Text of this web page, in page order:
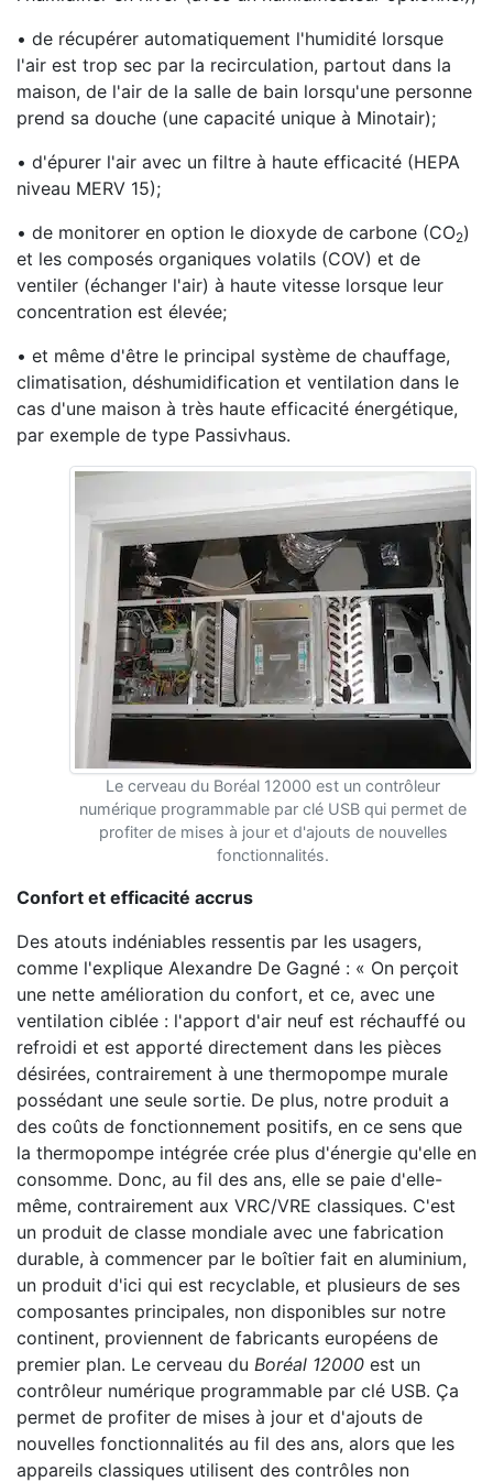
• de récupérer automatiquement l'humidité lorsque
l'air est trop sec par la recirculation, partout dans la
maison, de l'air de la salle de bain lorsqu'une personne
prend sa douche (une capacité unique à Minotair);
• d'épurer l'air avec un filtre à haute efficacité (HEPA
niveau MERV 15);
• de monitorer en option le dioxyde de carbone (CO2)
et les composés organiques volatils (COV) et de
ventiler (échanger l'air) à haute vitesse lorsque leur
concentration est élevée;
• et même d'être le principal système de chauffage,
climatisation, déshumidification et ventilation dans le
cas d'une maison à très haute efficacité énergétique,
par exemple de type Passivhaus.
Le cerveau du Boréal 12000 est un contrôleur
numérique programmable par clé USB qui permet de
profiter de mises à jour et d'ajouts de nouvelles
fonctionnalités.
Confort et efficacité accrus
Des atouts indéniables ressentis par les usagers,
comme l'explique Alexandre De Gagné : « On perçoit
une nette amélioration du confort, et ce, avec une
ventilation ciblée : l'apport d'air neuf est réchauffé ou
refroidi et est apporté directement dans les pièces
désirées, contrairement à une thermopompe murale
possédant une seule sortie. De plus, notre produit a
des coûts de fonctionnement positifs, en ce sens que
la thermopompe intégrée crée plus d'énergie qu'elle en
consomme. Donc, au fil des ans, elle se paie d'elle-
même, contrairement aux VRC/VRE classiques. C'est
un produit de classe mondiale avec une fabrication
durable, à commencer par le boîtier fait en aluminium,
un produit d'ici qui est recyclable, et plusieurs de ses
composantes principales, non disponibles sur notre
continent, proviennent de fabricants européens de
premier plan. Le cerveau du Boréal 12000 est un
contrôleur numérique programmable par clé USB. Ça
permet de profiter de mises à jour et d'ajouts de
nouvelles fonctionnalités au fil des ans, alors que les
appareils classiques utilisent des contrôles non